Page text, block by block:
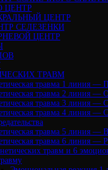
ЦЕНТР
ЦЕНТР
СЕЛЕЗЕНКИ
ЦЕНТР
ТРАВМ
травма 1 линия —
травма 2 линия —
травма 3 линия —
травма 4 линия —
травма 5 линия —
травма 6 линия —
травм и 6